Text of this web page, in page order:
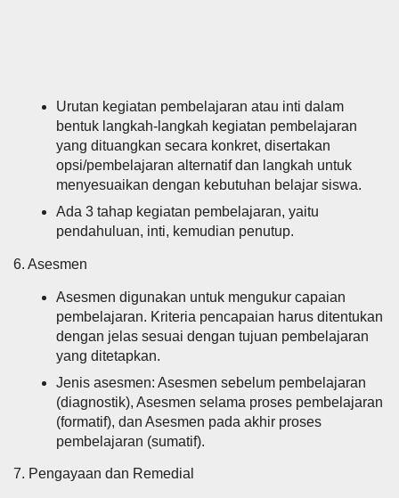
Urutan kegiatan pembelajaran atau inti dalam
bentuk langkah-langkah kegiatan pembelajaran
yang dituangkan secara konkret, disertakan
opsi/pembelajaran alternatif dan langkah untuk
menyesuaikan dengan kebutuhan belajar siswa.
Ada 3 tahap kegiatan pembelajaran, yaitu
pendahuluan, inti, kemudian penutup.
6. Asesmen
Asesmen digunakan untuk mengukur capaian
pembelajaran. Kriteria pencapaian harus ditentukan
dengan jelas sesuai dengan tujuan pembelajaran
yang ditetapkan.
Jenis asesmen: Asesmen sebelum pembelajaran
(diagnostik), Asesmen selama proses pembelajaran
(formatif), dan Asesmen pada akhir proses
pembelajaran (sumatif).
7. Pengayaan dan Remedial